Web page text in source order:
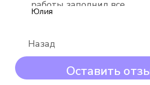
Выбрать
Назад
работы заполнил все
документы, подробно
Юлия
Оставить